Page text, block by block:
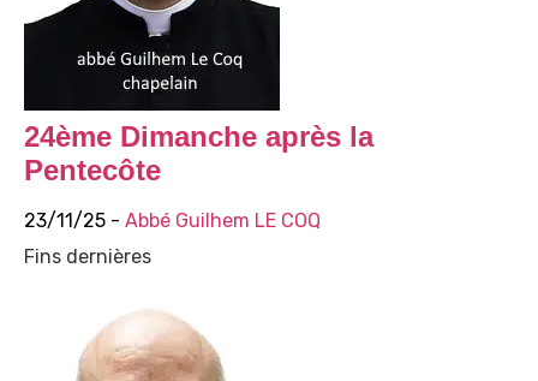
24ème Dimanche après la
Pentecôte
23/11/25 - Abbé Guilhem LE COQ
Fins dernières